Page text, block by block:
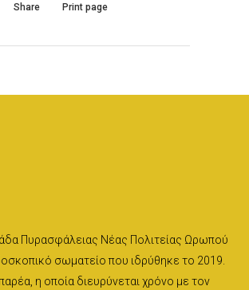
Share Print page
Πυρασφάλειας Νέας Πολιτείας Ωρωπού
σωματείο που ιδρύθηκε το 2019.
η οποία διευρύνεται χρόνο με τον